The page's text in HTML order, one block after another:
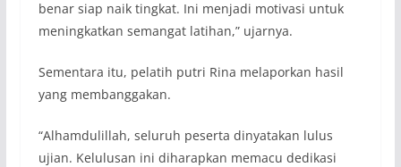
benar siap naik tingkat. Ini menjadi motivasi untuk
meningkatkan semangat latihan,” ujarnya.
Sementara itu, pelatih putri Rina melaporkan hasil
yang membanggakan.
“Alhamdulillah, seluruh peserta dinyatakan lulus
ujian. Kelulusan ini diharapkan memacu dedikasi